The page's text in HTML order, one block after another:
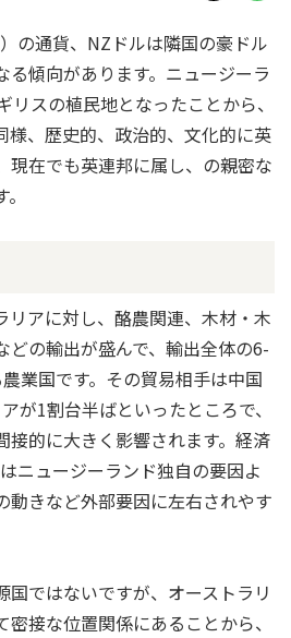
の通貨、NZドルは隣国の豪ドル
る傾向があります。ニュージーラ
リスの植民地となったことから、
様、歴史的、政治的、文化的に英
現在でも英連邦に属し、の親密な
リアに対し、酪農関連、木材・木
どの輸出が盛んで、輸出全体の6-
業国です。その貿易相手は中国
が1割台半ばといったところで、
接的に大きく影響されます。経済
ニュージーランド独自の要因よ
動きなど外部要因に左右されやす
国ではないですが、オーストラリ
接な位置関係にあることから、